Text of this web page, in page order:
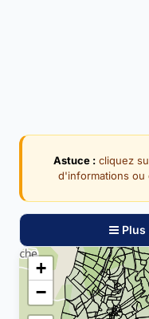
Astuce : cliquez
d'informations ou
Plus
+
−